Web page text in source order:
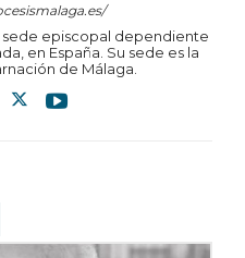
sede episcopal dependiente
en España. Su sede es la
de Málaga.